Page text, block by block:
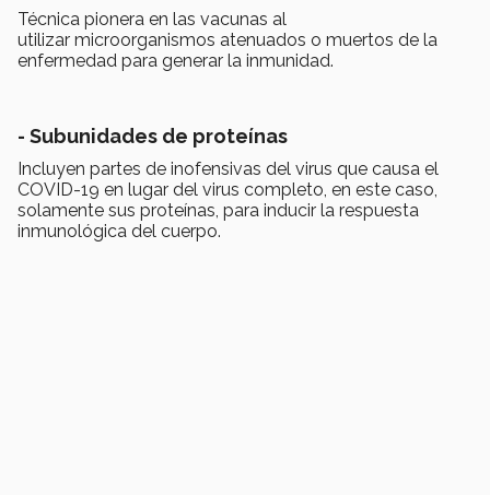
Técnica pionera en las vacunas al
utilizar microorganismos atenuados o muertos de la
enfermedad para generar la inmunidad.
- Subunidades de proteínas
Incluyen partes de inofensivas del virus que causa el
COVID-19 en lugar del virus completo, en este caso,
solamente sus proteínas, para inducir la respuesta
inmunológica del cuerpo.